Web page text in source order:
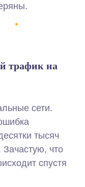
трафик на
сети.
тысяч
что
спустя